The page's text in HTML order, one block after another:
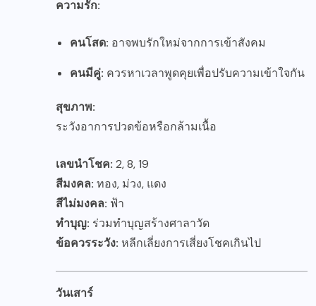
ความรัก:
คนโสด: อาจพบรักใหม่จากการเข้าสังคม
คนมีคู่: ควรหาเวลาพูดคุยเพื่อปรับความเข้าใจกัน
สุขภาพ:
ระวังอาการปวดข้อหรือกล้ามเนื้อ
เลขนำโชค: 2, 8, 19
สีมงคล: ทอง, ม่วง, แดง
สีไม่มงคล: ฟ้า
ทำบุญ: ร่วมทำบุญสร้างศาลาวัด
ข้อควรระวัง: หลีกเลี่ยงการเสี่ยงโชคเกินไป
วันเสาร์